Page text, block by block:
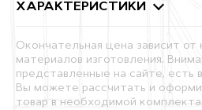
ХАРАКТЕРИСТИКИ
Окончательная цена зависит от
материалов изготовления.
представленные на сайте, есть
Вы можете рассчитать и
товар в необходимой